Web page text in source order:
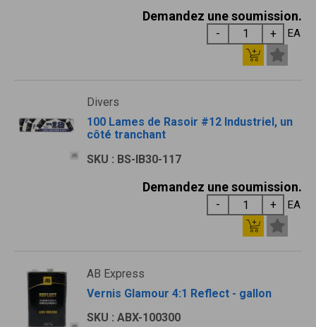
Demandez une soumission.
EA
Divers
100 Lames de Rasoir #12 Industriel, un
côté tranchant
SKU : BS-IB30-117
Demandez une soumission.
EA
AB Express
Vernis Glamour 4:1 Reflect - gallon
SKU : ABX-100300